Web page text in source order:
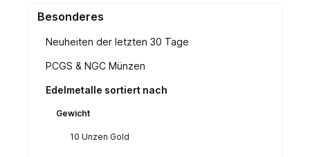
Besonderes
Neuheiten der letzten 30 Tage
PCGS & NGC Münzen
Edelmetalle sortiert nach
Gewicht
10 Unzen Gold